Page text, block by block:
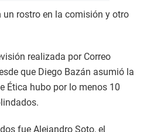
rostro en la comisión y otro
realizada por Correo
que Diego Bazán asumió la
Ética hubo por lo menos 10
fue Alejandro Soto, el